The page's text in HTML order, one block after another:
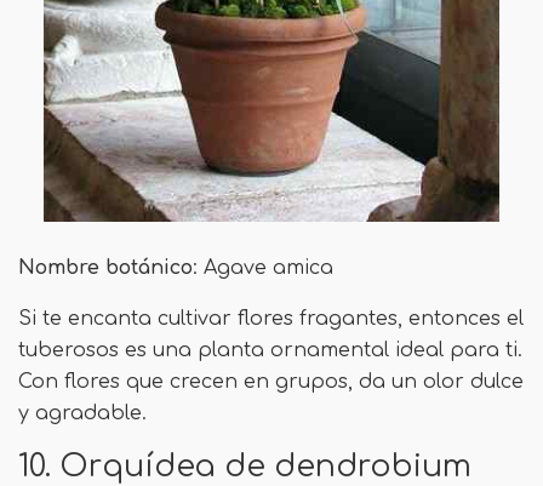
Nombre botánico: Agave amica
Si te encanta cultivar flores fragantes, entonces el
tuberosos es una planta ornamental ideal para ti.
Con flores que crecen en grupos, da un olor dulce
y agradable.
10. Orquídea de dendrobium